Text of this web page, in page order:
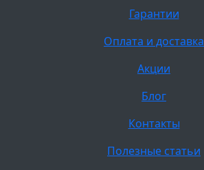
Гарантии
Оплата и доставка
Акции
Блог
Контакты
Полезные статьи